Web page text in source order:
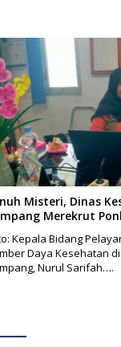
Misteri, Dinas
Merekrut
Kepala Bidang
Daya Kesehatan
Nurul Sarifah….